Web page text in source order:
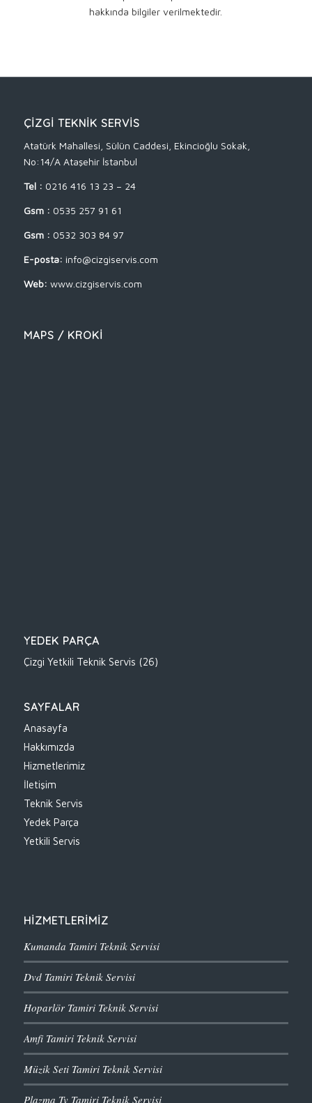
hakkında bilgiler verilmektedir.
ÇİZGİ TEKNİK SERVİS
Atatürk Mahallesi, Sülün Caddesi, Ekincioğlu Sokak,
No:14/A Ataşehir İstanbul
Tel : 0216 416 13 23 – 24
Gsm : 0535 257 91 61
Gsm : 0532 303 84 97
E-posta: info@cizgiservis.com
Web: www.cizgiservis.com
MAPS / KROKİ
YEDEK PARÇA
Çizgi Yetkili Teknik Servis (26)
SAYFALAR
Anasayfa
Hakkımızda
Hizmetlerimiz
İletişim
Teknik Servis
Yedek Parça
Yetkili Servis
HİZMETLERİMİZ
Kumanda Tamiri Teknik Servisi
Dvd Tamiri Teknik Servisi
Hoparlör Tamiri Teknik Servisi
Amfi Tamiri Teknik Servisi
Müzik Seti Tamiri Teknik Servisi
Plazma Tv Tamiri Teknik Servisi